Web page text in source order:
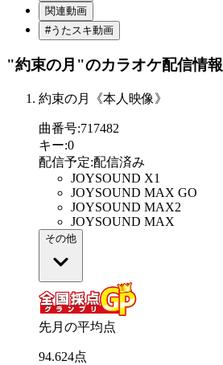
関連動画
#うたスキ動画
"約束の月"のカラオケ配信情報
約束の月《本人映像》
曲番号:717482
キー:0
配信予定:配信済み
JOYSOUND X1
JOYSOUND MAX GO
JOYSOUND MAX2
JOYSOUND MAX
その他
先月の平均点
94.624点